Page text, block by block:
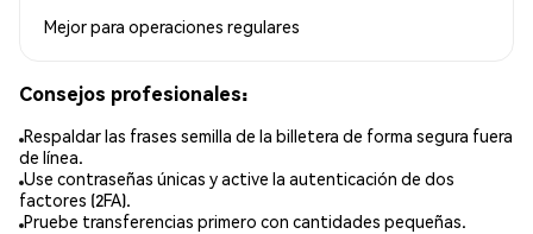
Mejor para operaciones regulares
Consejos profesionales:
Respaldar las frases semilla de la billetera de forma segura fuera
de línea.
Use contraseñas únicas y active la autenticación de dos
factores (2FA).
Pruebe transferencias primero con cantidades pequeñas.